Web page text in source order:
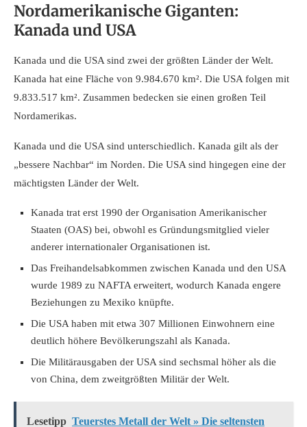
Nordamerikanische Giganten:
Kanada und USA
Kanada und die USA sind zwei der größten Länder der Welt.
Kanada hat eine Fläche von 9.984.670 km². Die USA folgen mit
9.833.517 km². Zusammen bedecken sie einen großen Teil
Nordamerikas.
Kanada und die USA sind unterschiedlich. Kanada gilt als der
„bessere Nachbar“ im Norden. Die USA sind hingegen eine der
mächtigsten Länder der Welt.
Kanada trat erst 1990 der Organisation Amerikanischer
Staaten (OAS) bei, obwohl es Gründungsmitglied vieler
anderer internationaler Organisationen ist.
Das Freihandelsabkommen zwischen Kanada und den USA
wurde 1989 zu NAFTA erweitert, wodurch Kanada engere
Beziehungen zu Mexiko knüpfte.
Die USA haben mit etwa 307 Millionen Einwohnern eine
deutlich höhere Bevölkerungszahl als Kanada.
Die Militärausgaben der USA sind sechsmal höher als die
von China, dem zweitgrößten Militär der Welt.
Lesetipp Teuerstes Metall der Welt » Die seltensten